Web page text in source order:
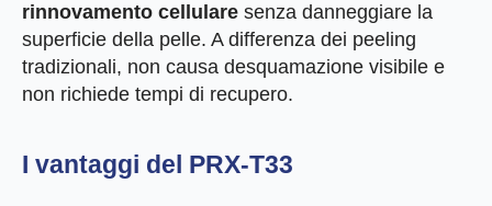
rinnovamento cellulare senza danneggiare la
superficie della pelle. A differenza dei peeling
tradizionali, non causa desquamazione visibile e
non richiede tempi di recupero.
I vantaggi del PRX-T33